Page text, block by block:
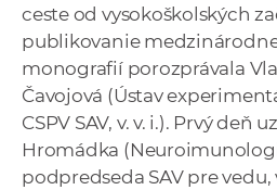
ceste od vysokoškolských
publikovanie
monografií porozprávala
Čavojová (Ústav
CSPV SAV, v. v. i.). Prvý deň
Hromádka
podpredseda SAV pre